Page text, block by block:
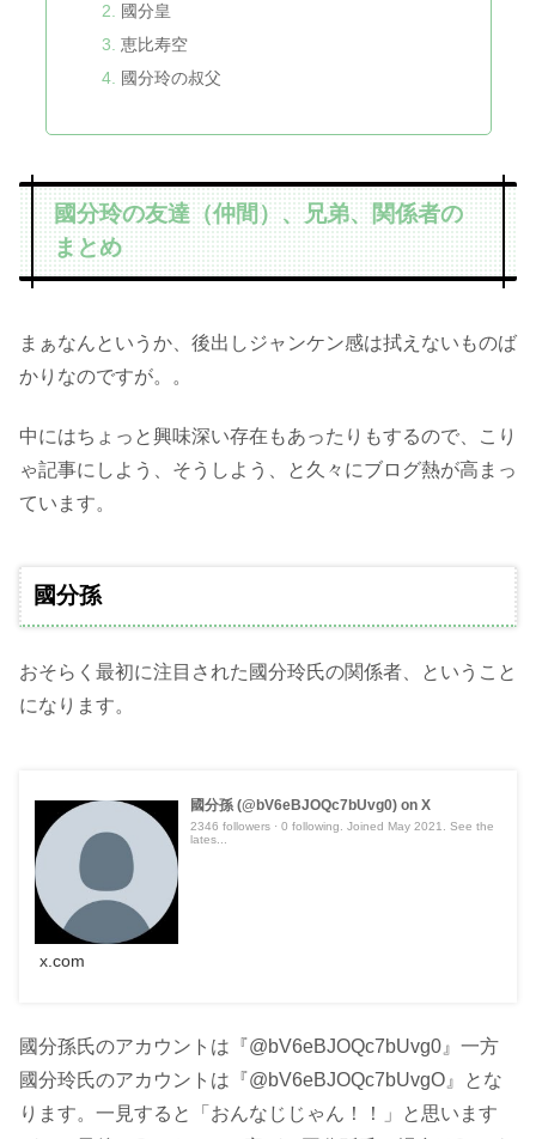
國分皇
恵比寿空
國分玲の叔父
國分玲の友達（仲間）、兄弟、関係者の
まとめ
まぁなんというか、後出しジャンケン感は拭えないものば
かりなのですが。。
中にはちょっと興味深い存在もあったりもするので、こり
ゃ記事にしよう、そうしよう、と久々にブログ熱が高まっ
ています。
國分孫
おそらく最初に注目された國分玲氏の関係者、ということ
になります。
國分孫 (@bV6eBJOQc7bUvg0) on X
2346 followers · 0 following. Joined May 2021. See the
lates...
x.com
國分孫氏のアカウントは『@bV6eBJOQc7bUvg0』 一方
國分玲氏のアカウントは 『@bV6eBJOQc7bUvgO』とな
ります。一見すると「おんなじじゃん！！」と思います